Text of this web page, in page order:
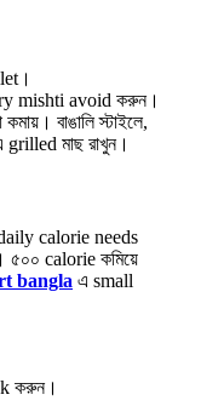
mishti avoid করুন।
বাঙালি স্টাইলে,
মাছ রাখুন।
calorie needs
calorie কমিয়ে
bangla এ small
করুন।